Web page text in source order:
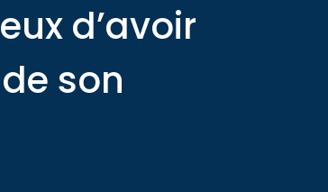
d’avoir
son